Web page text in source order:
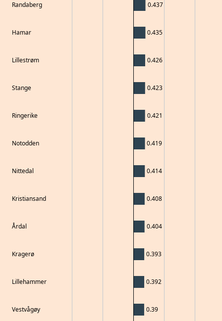
Randaberg
Hamar
Lillestrøm
Stange
Ringerike
Notodden
Nittedal
Kristiansand
Årdal
Kragerø
Lillehammer
Vestvågøy
0.437
0.435
0.426
0.423
0.421
0.419
0.414
0.408
0.404
0.393
0.392
0.39